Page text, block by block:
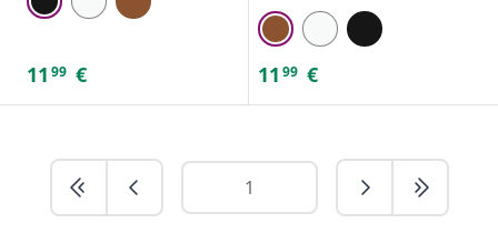
11 99 € 11 99 €